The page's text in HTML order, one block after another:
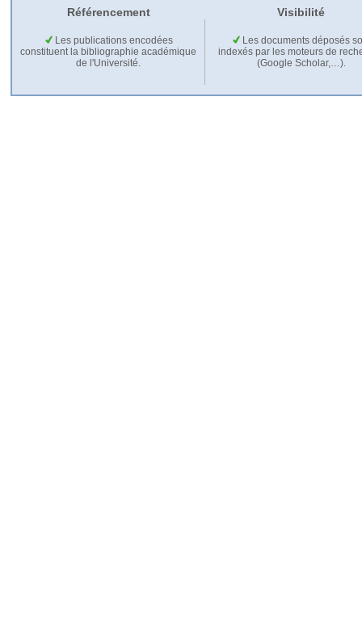
Référencement Visibilité
Les publications encodées
constituent la bibliographie académique
de l'Université.
Les documents déposés
indexés par les moteurs de
(Google Scholar,…).